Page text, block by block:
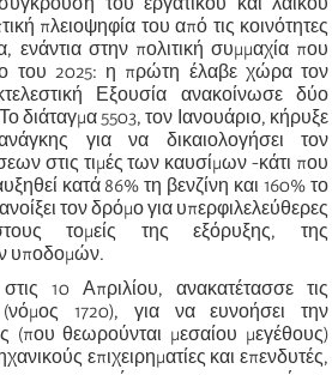
πλειοψηφία του από τις κοινότητες
ενάντια στην πολιτική συμμαχία που
του 2025: η πρώτη έλαβε χώρα τον
Εξουσία ανακοίνωσε δύο
διάταγμα 5503, τον Ιανουάριο, κήρυξε
για να δικαιολογήσει τον
στις τιμές των καυσίμων -κάτι που
κατά 86% τη βενζίνη και 160% το
τον δρόμο για υπερφιλελεύθερες
στους τομείς της εξόρυξης, της
υποδομών.
10 Απριλίου, ανακατέτασσε τις
(νόμος 1720), για να ευνοήσει την
(που θεωρούνται μεσαίου μεγέθους)
επιχειρηματίες και επενδυτές,